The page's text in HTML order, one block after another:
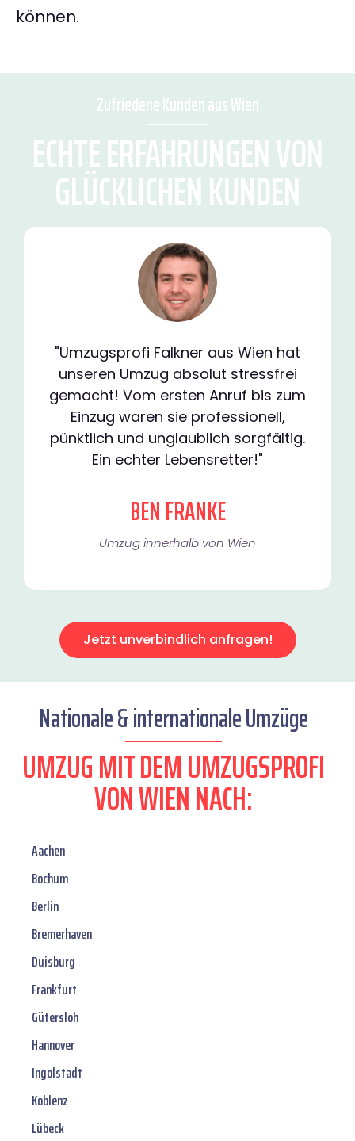
können.
Zufriedene Kunden aus Wien
ECHTE ERFAHRUNGEN VON
GLÜCKLICHEN KUNDEN
"Umzugsprofi Falkner aus Wien hat
unseren Umzug absolut stressfrei
gemacht! Vom ersten Anruf bis zum
Einzug waren sie professionell,
pünktlich und unglaublich sorgfältig.
Ein echter Lebensretter!"
BEN FRANKE
Umzug innerhalb von Wien​
Jetzt unverbindlich anfragen!
Nationale & internationale Umzüge
UMZUG MIT DEM UMZUGSPROFI
VON WIEN NACH:
Aachen
Bochum
Berlin
Bremerhaven
Duisburg
Frankfurt
Gütersloh
Hannover
Ingolstadt
Koblenz
Lübeck